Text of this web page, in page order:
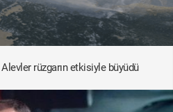
rüzgarın etkisiyle büyüdü